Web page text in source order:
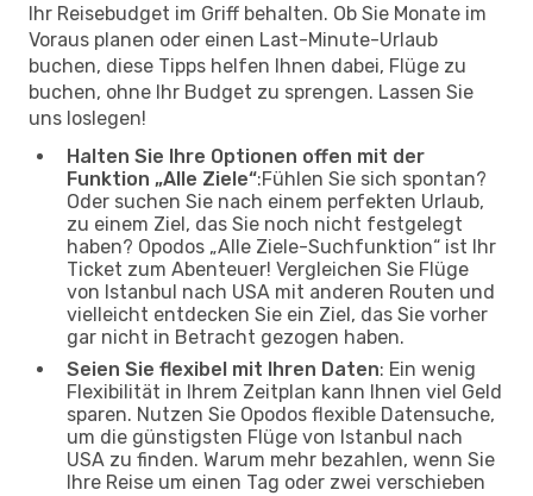
Ihr Reisebudget im Griff behalten. Ob Sie Monate im
Voraus planen oder einen Last-Minute-Urlaub
buchen, diese Tipps helfen Ihnen dabei, Flüge zu
buchen, ohne Ihr Budget zu sprengen. Lassen Sie
uns loslegen!
Halten Sie Ihre Optionen offen mit der
Funktion „Alle Ziele“:Fühlen Sie sich spontan?
Oder suchen Sie nach einem perfekten Urlaub,
zu einem Ziel, das Sie noch nicht festgelegt
haben? Opodos „Alle Ziele-Suchfunktion“ ist Ihr
Ticket zum Abenteuer! Vergleichen Sie Flüge
von Istanbul nach USA mit anderen Routen und
vielleicht entdecken Sie ein Ziel, das Sie vorher
gar nicht in Betracht gezogen haben.
Seien Sie flexibel mit Ihren Daten: Ein wenig
Flexibilität in Ihrem Zeitplan kann Ihnen viel Geld
sparen. Nutzen Sie Opodos flexible Datensuche,
um die günstigsten Flüge von Istanbul nach
USA zu finden. Warum mehr bezahlen, wenn Sie
Ihre Reise um einen Tag oder zwei verschieben